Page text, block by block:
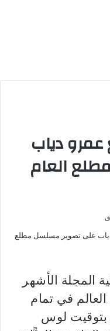
دياب
العام
المجلة الأشهر
في تمام
بتوقيت لوس